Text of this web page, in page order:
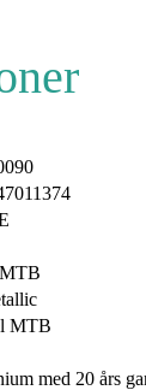
MTB
med 20 års